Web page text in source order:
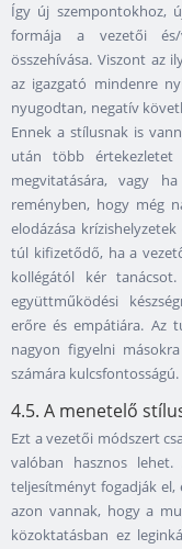
Így új szempontokhoz,
formája a vezetői és/
összehívása. Viszont az
az igazgató mindenre
nyugodtan, negatív
Ennek a stílusnak is
után több
megvitatására, vagy
reményben, hogy még
elodázása
túl kifizetődő, ha a
kollégától kér
együttműködési
erőre és empátiára. Az
nagyon figyelni
számára kulcsfontosságú.
4.5. A menetelő
Ezt a vezetői módszert
valóban hasznos
teljesítményt fogadják el,
azon vannak, hogy a
közoktatásban ez